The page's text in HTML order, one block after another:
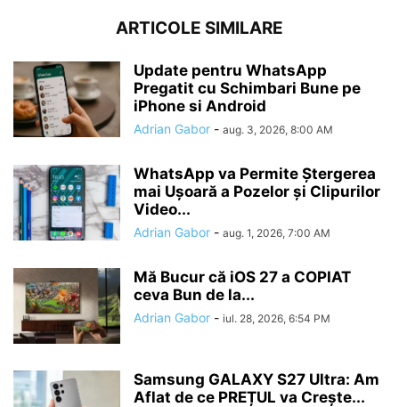
ARTICOLE SIMILARE
Update pentru WhatsApp
Pregatit cu Schimbari Bune pe
iPhone si Android
Adrian Gabor - aug. 3, 2026, 8:00 AM
WhatsApp va Permite Ștergerea
mai Ușoară a Pozelor și Clipurilor
Video...
Adrian Gabor - aug. 1, 2026, 7:00 AM
Mă Bucur că iOS 27 a COPIAT
ceva Bun de la...
Adrian Gabor - iul. 28, 2026, 6:54 PM
Samsung GALAXY S27 Ultra: Am
Aflat de ce PREȚUL va Crește...